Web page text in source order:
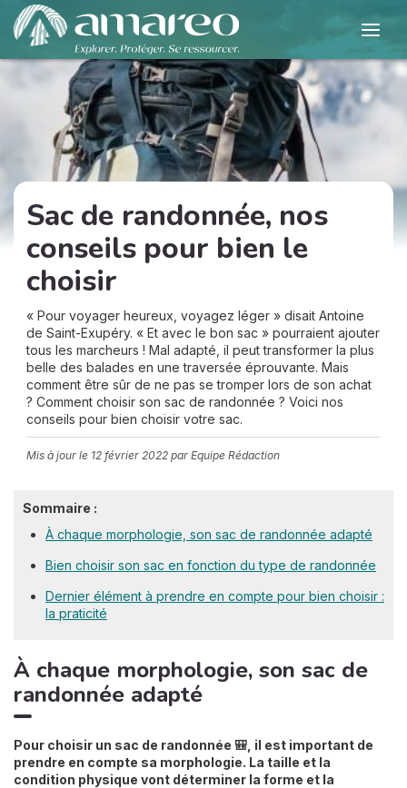
Sac de randonnée, nos
conseils pour bien le
choisir
« Pour voyager heureux, voyagez léger » disait Antoine
de Saint-Exupéry. « Et avec le bon sac » pourraient ajouter
tous les marcheurs ! Mal adapté, il peut transformer la plus
belle des balades en une traversée éprouvante. Mais
comment être sûr de ne pas se tromper lors de son achat
? Comment choisir son sac de randonnée ? Voici nos
conseils pour bien choisir votre sac.
Mis à jour le 12 février 2022 par Equipe Rédaction
Sommaire :
À chaque morphologie, son sac de randonnée adapté
Bien choisir son sac en fonction du type de randonnée
Dernier élément à prendre en compte pour bien choisir :
la praticité
À chaque morphologie, son sac de
randonnée adapté
Pour choisir un sac de randonnée 🎒, il est important de
prendre en compte sa morphologie. La taille et la
condition physique vont déterminer la forme et la